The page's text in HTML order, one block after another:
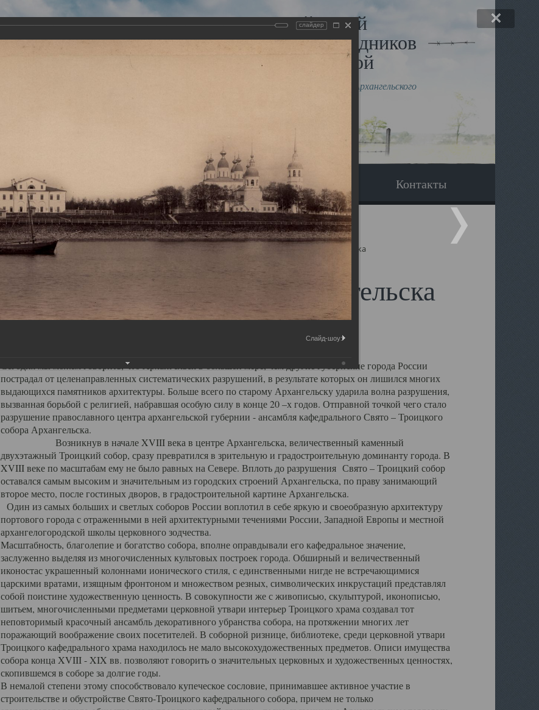
Виртуальный музей
Новомучеников и исповедников
Земли Архангельской
Сайт создан по благословлению митрополита Архангельского
Наследники Галерея Вопрос-ответ Контакты
Главная Галерея Храмы-мученики Архангельска Свято-Троицкий собор Архангельска
Свято-Троицкий собор Архангельска
Сегодня мы можем говорить, что Архангельск в большей мере, чем другие губернские города России
пострадал от целенаправленных систематических разрушений, в результате которых он лишился многих
выдающихся памятников архитектуры. Больше всего по старому Архангельску ударила волна разрушения,
вызванная борьбой с религией, набравшая особую силу в конце 20 –х годов. Отправной точкой чего стало
разрушение православного центра архангельской губернии - ансамбля кафедрального Свято – Троицкого
собора Архангельска.
Возникнув в начале XVIII века в центре Архангельска, величественный каменный
двухэтажный Троицкий собор, сразу превратился в зрительную и градостроительную доминанту города. В
XVIII веке по масштабам ему не было равных на Севере. Вплоть до разрушения Свято – Троицкий собор
оставался самым высоким и значительным из городских строений Архангельска, по праву занимающий
второе место, после гостиных дворов, в градостроительной картине Архангельска.
Один из самых больших и светлых соборов России воплотил в себе яркую и своеобразную архитектуру
портового города с отраженными в ней архитектурными течениями России, Западной Европы и местной
архангелогородской школы церковного зодчества.
Масштабность, благолепие и богатство собора, вполне оправдывали его кафедральное значение,
заслуженно выделяя из многочисленных культовых построек города. Обширный и величественный
иконостас украшенный колоннами ионического стиля, с единственными нигде не встречающимися
царскими вратами, изящным фронтоном и множеством резных, символических инкрустаций представлял
собой поистине художественную ценность. В совокупности же с живописью, скульптурой, иконописью,
шитьем, многочисленными предметами церковной утвари интерьер Троицкого храма создавал тот
неповторимый красочный ансамбль декоративного убранства собора, на протяжении многих лет
поражающий воображение своих посетителей. В соборной ризнице, библиотеке, среди церковной утвари
Троицкого кафедрального храма находилось не мало высокохудожественных предметов. Описи имущества
собора конца XVIII - XIX вв. позволяют говорить о значительных церковных и художественных ценностях,
скопившемся в соборе за долгие годы.
В немалой степени этому способствовало купеческое сословие, принимавшее активное участие в
строительстве и обустройстве Свято-Троицкого кафедрального собора, причем не только
слайдер
Слайд-шоу: